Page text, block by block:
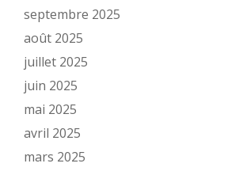
septembre 2025
août 2025
juillet 2025
juin 2025
mai 2025
avril 2025
mars 2025